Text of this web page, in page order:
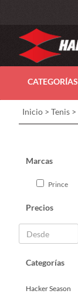
CATEGORÍAS
Inicio > Tenis >
Marcas
Prince
Precios
Categorías
Hacker Season